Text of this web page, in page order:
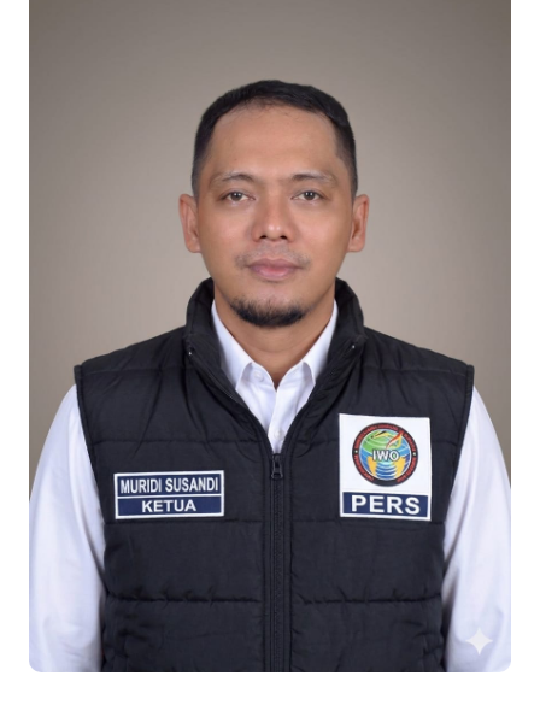
Saat Duka Menyelimuti Korban Serangan Monyet, YBM PLN UP3
Rengat Bersama PW IWO Riau Ulurkan Tangan Kemanusiaan
Wabup Meranti Serahkan Santunan BPJS Rp52 Juta,
Optimalisasi Pelaksanaan Program Jaminan Sosial
Ketenagakerjaan Diperkuat
Usut Skandal Lahan Ulayat Desa Palas, Sekoci24.co Resmi
Layangkan Surat Konfirmasi ke PT Arara Abadi.
Meranti 2026, 30 Putra-Putri Terbaik Disiapkan Kibarkan Merah
Pulihkan Konektivitas Pascabencana, HKI Rampungkan